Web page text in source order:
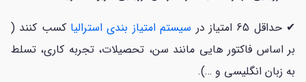
✔ حداقل 65 امتیاز در
سیستم امتیاز بندی استرالیا کسب کنند (
بر اساس فاکتور هایی مانند سن، تحصیلات، تجربه کاری، تسلط
به زبان انگلیسی و …).